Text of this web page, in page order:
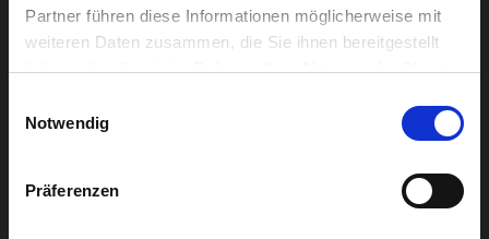
Partner führen diese Informationen möglicherweise mit
weiteren Daten zusammen, die Sie ihnen bereitgestellt
haben oder die sie im Rahmen Ihrer Nutzung der Dienste
Notwendig
Präferenzen
birschmann.de)
• Ulrike Conrads (Skulptur, Oldenburg (DE),
www.aufmeineart.net)
www.andrea-eisenberger.com
www.mfelsch.com